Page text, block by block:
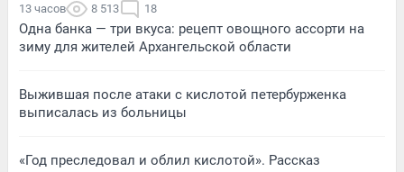
13 часов 8 513 18
Одна банка — три вкуса: рецепт овощного ассорти на
зиму для жителей Архангельской области
Выжившая после атаки с кислотой петербурженка
выписалась из больницы
«Год преследовал и облил кислотой». Рассказ